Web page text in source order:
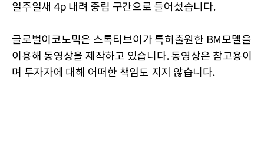
일주일새 4p 내려 중립 구간으로 들어섰습니다.
글로벌이코노믹은 스톡티브이가 특허출원한 BM모델을
이용해 동영상을 제작하고 있습니다. 동영상은 참고용이
며 투자자에 대해 어떠한 책임도 지지 않습니다.